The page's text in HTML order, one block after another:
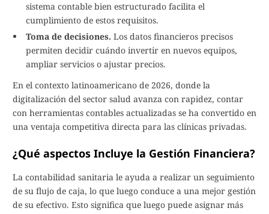
sistema contable bien estructurado facilita el
cumplimiento de estos requisitos.
Toma de decisiones. Los datos financieros precisos
permiten decidir cuándo invertir en nuevos equipos,
ampliar servicios o ajustar precios.
En el contexto latinoamericano de 2026, donde la
digitalización del sector salud avanza con rapidez, contar
con herramientas contables actualizadas se ha convertido en
una ventaja competitiva directa para las clínicas privadas.
¿Qué aspectos Incluye la Gestión Financiera?
La contabilidad sanitaria le ayuda a realizar un seguimiento
de su flujo de caja, lo que luego conduce a una mejor gestión
de su efectivo. Esto significa que luego puede asignar más